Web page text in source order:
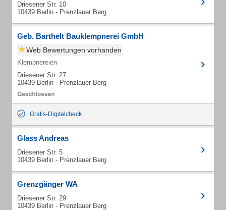
Driesener Str. 10
10439 Berlin - Prenzlauer Berg
Geb. Barthelt Bauklempnerei GmbH
Web Bewertungen vorhanden
Klempnereien
Driesener Str. 27
10439 Berlin - Prenzlauer Berg
Gratis-Digitalcheck
Glass Andreas
Driesener Str. 5
10439 Berlin - Prenzlauer Berg
Grenzgänger WA
Driesener Str. 29
10439 Berlin - Prenzlauer Berg